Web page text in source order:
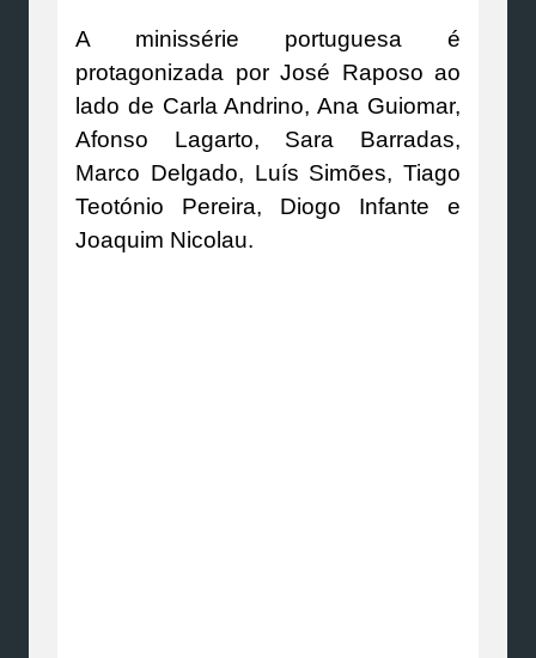
A minissérie portuguesa é
protagonizada por José Raposo ao
lado de Carla Andrino, Ana Guiomar,
Afonso Lagarto, Sara Barradas,
Marco Delgado, Luís Simões, Tiago
Teotónio Pereira, Diogo Infante e
Joaquim Nicolau.